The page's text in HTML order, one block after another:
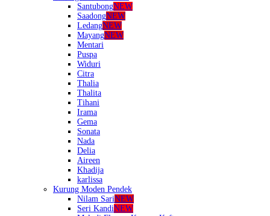
SantubongNEW
SaadongNEW
LedangNEW
MayangNEW
Mentari
Puspa
Widuri
Citra
Thalia
Thalita
Tihani
Irama
Gema
Sonata
Nada
Delia
Aireen
Khadija
karlissa
Kurung Moden Pendek
Nilam SariNEW
Seri KandiNEW